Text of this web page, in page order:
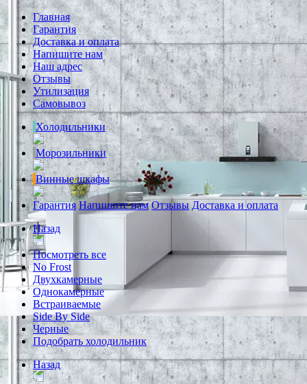
Главная
Гарантия
Доставка и оплата
Напишите нам
Наш адрес
Отзывы
Утилизация
Самовывоз
Холодильники
Морозильники
Винные шкафы
Гарантия Напишите нам Отзывы Доставка и оплата
Назад
Посмотреть все
No Frost
Двухкамерные
Однокамерные
Встраиваемые
Side By Side
Черные
Подобрать холодильник
Назад